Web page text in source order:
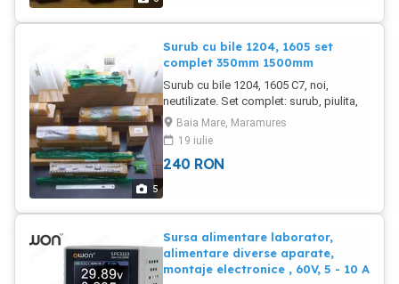
5
Surub cu bile 1204, 1605 set
complet 350mm 1500mm
Surub cu bile 1204, 1605 C7, noi,
neutilizate. Set complet: surub, piulita,
suporti capete, carcasa piulita, cuplaj
elastic: 1204 350mm - 240 lei
Disponibile si: 1204 500 mm 1204 700
mm 1605 350 mm 1605 500 mm 1605
Baia Mare, Maramures
19 iulie
240 RON
Sursa alimentare laborator,
alimentare diverse aparate,
montaje electronice , 60V, 5 - 10 A